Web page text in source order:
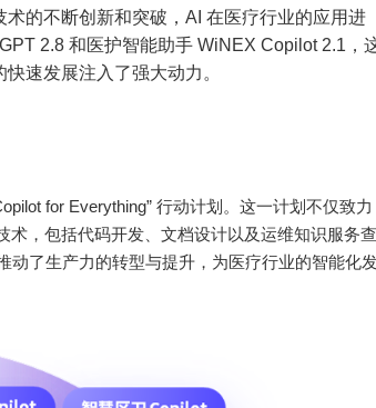
的不断创新和突破，AI 在医疗行业的应用进
2.8 和医护智能助手 WiNEX Copilot 2.1，
速发展注入了强大动力。
for Everything” 行动计划。这一计划不仅致力
，包括代码开发、文档设计以及运维知识服务查
动了生产力的转型与提升，为医疗行业的智能化